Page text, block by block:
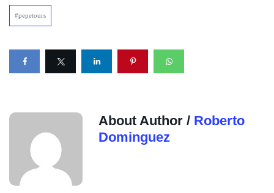
#pepetours
About Author / Roberto
Dominguez